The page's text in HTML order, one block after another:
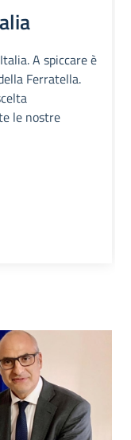
A spiccare è
Ferratella.
le nostre